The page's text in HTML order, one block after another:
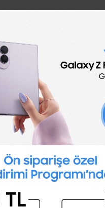
kişisel gelişim
ister
geliştir.
dünyanın en iyi